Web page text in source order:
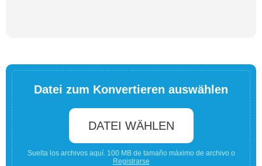
Datei zum Konvertieren auswählen
DATEI WÄHLEN
Suelta los archivos aquí. 100 MB de tamaño máximo de archivo o
Registrarse